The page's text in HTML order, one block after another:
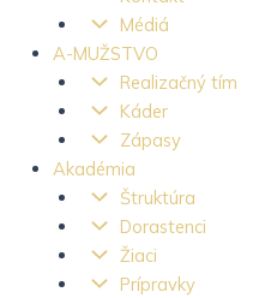
Médiá
A-MUŽSTVO
Realizačný tím
Káder
Zápasy
Akadémia
Štruktúra
Dorastenci
Žiaci
Prípravky